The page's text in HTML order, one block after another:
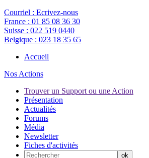
Courriel : Ecrivez-nous
France : 01 85 08 36 30
Suisse : 022 519 0440
Belgique : 023 18 35 65
Accueil
Nos Actions
Trouver un Support ou une Action
Présentation
Actualités
Forums
Média
Newsletter
Fiches d'activités